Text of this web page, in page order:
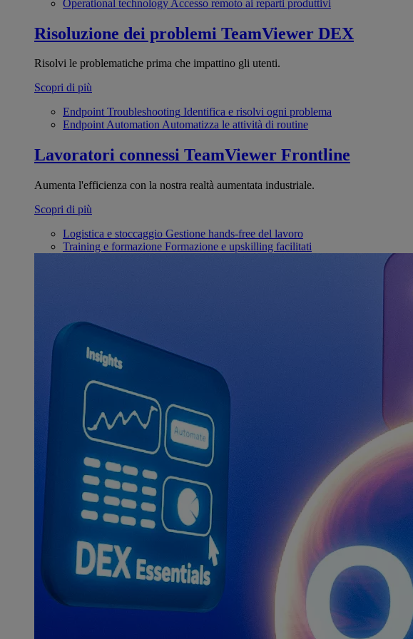
Operational technology Accesso remoto ai reparti produttivi
Risoluzione dei problemi TeamViewer DEX
Risolvi le problematiche prima che impattino gli utenti.
Scopri di più
Endpoint Troubleshooting Identifica e risolvi ogni problema
Endpoint AutomationAutomatizza le attività di routine
Lavoratori connessi TeamViewer Frontline
Aumenta l'efficienza con la nostra realtà aumentata industriale.
Scopri di più
Logistica e stoccaggio Gestione hands-free del lavoro
Training e formazione Formazione e upskilling facilitati